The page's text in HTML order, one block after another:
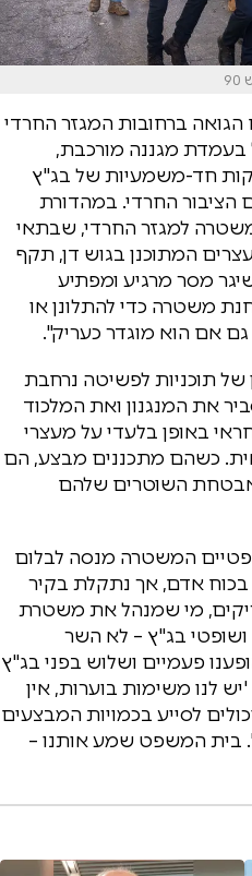
הגואה ברחובות המגזר החרדי
מגננה מורכבת,
חד-משמעיות של בג"ץ
הציבור החרדי. במהדורת
למגזר החרדי, שבתאי
המתוכנן בגוש דן, תקף
מסר מרגיע ומפתיע
משטרה כדי להתלונן או
אם הוא מוגדר כעריק".
תוכניות לפשיטה נרחבת
את המנגנון ואת המלכוד
באופן בלעדי על מעצרי
כשהם מתכננים מבצע, הם
השוטרים שלהם
המשטרה מנסה לבלום
אדם, אך נתקלת בקיר
מי שמנהל את משטרת
ושופטי בג"ץ – לא השר
פעמיים ושלוש בפני בג"ץ
לנו משימות בוערות, אין
לסייע בכמויות המבצעים
המשפט שמע אותנו –